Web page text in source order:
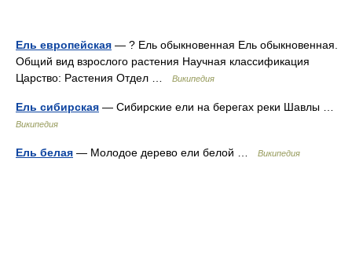
Ель европейская — ? Ель обыкновенная Ель обыкновенная.
Общий вид взрослого растения Научная классификация
Царство: Растения Отдел …
Википедия
Ель сибирская — Сибирские ели на берегах реки Шавлы …
Википедия
Ель белая — Молодое дерево ели белой … Википедия